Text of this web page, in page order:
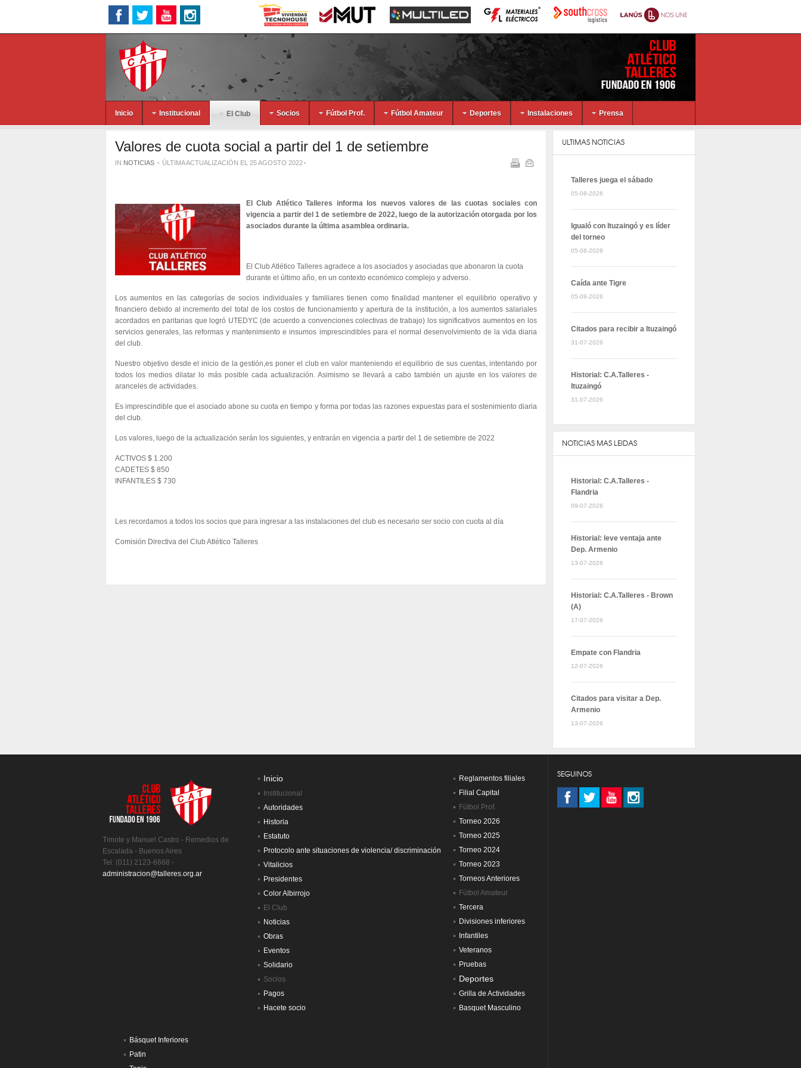
Inicio Institucional El Club Socios Fútbol Prof. Fútbol Amateur Deportes Instalaciones Prensa
Valores de cuota social a partir del 1 de setiembre
IN NOTICIAS ÚLTIMA ACTUALIZACIÓN EL 25 AGOSTO 2022
El Club Atlético Talleres informa los nuevos valores de las cuotas sociales con
vigencia a partir del 1 de setiembre de 2022, luego de la autorización otorgada por los
asociados durante la última asamblea ordinaria.
El Club Atlético Talleres agradece a los asociados y asociadas que abonaron la cuota
durante el último año, en un contexto económico complejo y adverso.
Los aumentos en las categorías de socios individuales y familiares tienen como finalidad mantener el equilibrio operativo y
financiero debido al incremento del total de los costos de funcionamiento y apertura de la institución, a los aumentos salariales
acordados en paritarias que logró UTEDYC (de acuerdo a convenciones colectivas de trabajo) los significativos aumentos en los
servicios generales, las reformas y mantenimiento e insumos imprescindibles para el normal desenvolvimiento de la vida diaria
del club.
Nuestro objetivo desde el inicio de la gestión,es poner el club en valor manteniendo el equilibrio de sus cuentas, intentando por
todos los medios dilatar lo más posible cada actualización. Asimismo se llevará a cabo también un ajuste en los valores de
aranceles de actividades.
Es imprescindible que el asociado abone su cuota en tiempo y forma por todas las razones expuestas para el sostenimiento diaria
del club.
Los valores, luego de la actualización serán los siguientes, y entrarán en vigencia a partir del 1 de setiembre de 2022
ACTIVOS $ 1.200
CADETES $ 850
INFANTILES $ 730
Les recordamos a todos los socios que para ingresar a las instalaciones del club es necesario ser socio con cuota al día
Comisión Directiva del Club Atlético Talleres
ULTIMAS NOTICIAS
Talleres juega el sábado
05-08-2026
Igualó con Ituzaingó y es líder
del torneo
05-08-2026
Caída ante Tigre
05-08-2026
Citados para recibir a Ituzaingó
31-07-2026
Historial: C.A.Talleres -
Ituzaingó
31-07-2026
NOTICIAS MAS LEIDAS
Historial: C.A.Talleres -
Flandria
09-07-2026
Historial: leve ventaja ante
Dep. Armenio
13-07-2026
Historial: C.A.Talleres - Brown
(A)
17-07-2026
Empate con Flandria
12-07-2026
Citados para visitar a Dep.
Armenio
13-07-2026
Timote y Manuel Castro - Remedios de
Escalada - Buenos Aires
Tel: (011) 2123-6668 -
administracion@talleres.org.ar
Inicio
Institucional
Autoridades
Historia
Estatuto
Protocolo ante situaciones de violencia/ discriminación
Vitalicios
Presidentes
Color Albirrojo
El Club
Noticias
Obras
Eventos
Solidario
Socios
Pagos
Hacete socio
Reglamentos filiales
Filial Capital
Fútbol Prof.
Torneo 2026
Torneo 2025
Torneo 2024
Torneo 2023
Torneos Anteriores
Fútbol Amateur
Tercera
Divisiones inferiores
Infantiles
Veteranos
Pruebas
Deportes
Grilla de Actividades
Basquet Masculino
Básquet Inferiores
Patin
SEGUINOS